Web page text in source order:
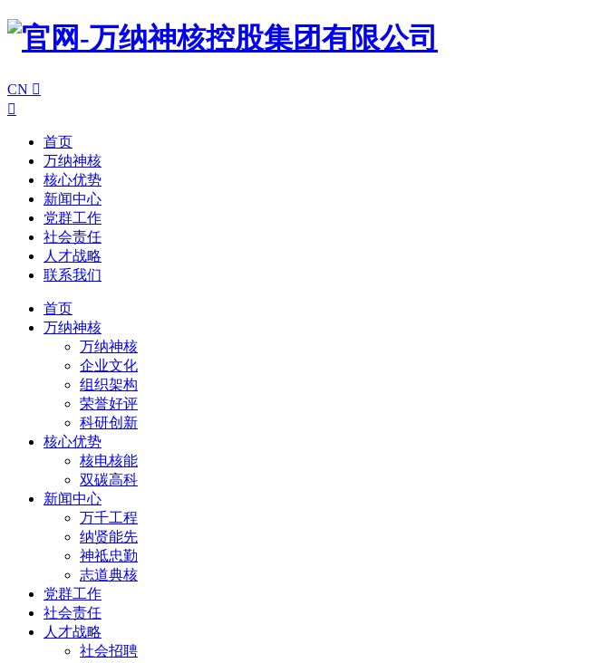
CN 

首页
万纳神核
核心优势
新闻中心
党群工作
社会责任
人才战略
联系我们
首页
万纳神核
万纳神核
企业文化
组织架构
荣誉好评
科研创新
核心优势
核电核能
双碳高科
新闻中心
万千工程
纳贤能先
神祗忠勤
志道典核
党群工作
社会责任
人才战略
社会招聘